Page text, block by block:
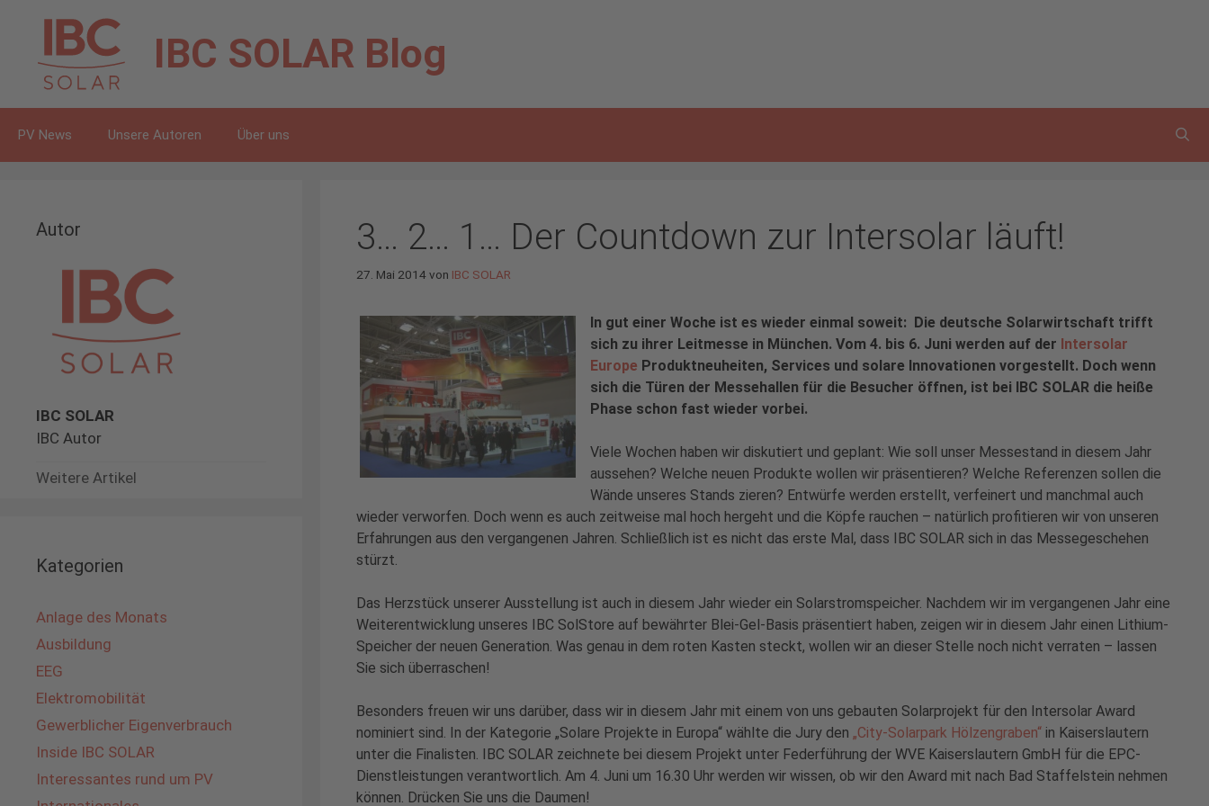
springen
IBC SOLAR Blog
PV News Unsere Autoren Über uns
3… 2… 1… Der Countdown zur Intersolar läuft!
27. Mai 2014von IBC SOLAR
In gut einer Woche ist es wieder einmal soweit: Die deutsche Solarwirtschaft trifft
sich zu ihrer Leitmesse in München. Vom 4. bis 6. Juni werden auf der Intersolar
Europe Produktneuheiten, Services und solare Innovationen vorgestellt. Doch wenn
sich die Türen der Messehallen für die Besucher öffnen, ist bei IBC SOLAR die heiße
Phase schon fast wieder vorbei.
Viele Wochen haben wir diskutiert und geplant: Wie soll unser Messestand in diesem Jahr
aussehen? Welche neuen Produkte wollen wir präsentieren? Welche Referenzen sollen die
Wände unseres Stands zieren? Entwürfe werden erstellt, verfeinert und manchmal auch
wieder verworfen. Doch wenn es auch zeitweise mal hoch hergeht und die Köpfe rauchen – natürlich profitieren wir von unseren
Erfahrungen aus den vergangenen Jahren. Schließlich ist es nicht das erste Mal, dass IBC SOLAR sich in das Messegeschehen
stürzt.
Das Herzstück unserer Ausstellung ist auch in diesem Jahr wieder ein Solarstromspeicher. Nachdem wir im vergangenen Jahr eine
Weiterentwicklung unseres IBC SolStore auf bewährter Blei-Gel-Basis präsentiert haben, zeigen wir in diesem Jahr einen Lithium-
Speicher der neuen Generation. Was genau in dem roten Kasten steckt, wollen wir an dieser Stelle noch nicht verraten – lassen
Sie sich überraschen!
Besonders freuen wir uns darüber, dass wir in diesem Jahr mit einem von uns gebauten Solarprojekt für den Intersolar Award
nominiert sind. In der Kategorie „Solare Projekte in Europa“ wählte die Jury den „City-Solarpark Hölzengraben“ in Kaiserslautern
unter die Finalisten. IBC SOLAR zeichnete bei diesem Projekt unter Federführung der WVE Kaiserslautern GmbH für die EPC-
Dienstleistungen verantwortlich. Am 4. Juni um 16.30 Uhr werden wir wissen, ob wir den Award mit nach Bad Staffelstein nehmen
können. Drücken Sie uns die Daumen!
Autor
IBC SOLAR
IBC Autor
Weitere Artikel
Kategorien
Anlage des Monats
Ausbildung
EEG
Elektromobilität
Gewerblicher Eigenverbrauch
Inside IBC SOLAR
Interessantes rund um PV